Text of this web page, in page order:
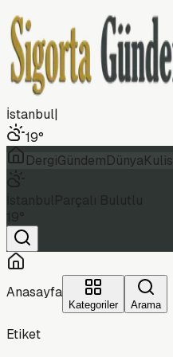
İstanbul|
19°
DergiGündemDünyaKulis
Anasayfa
Kategoriler Arama
Etiket